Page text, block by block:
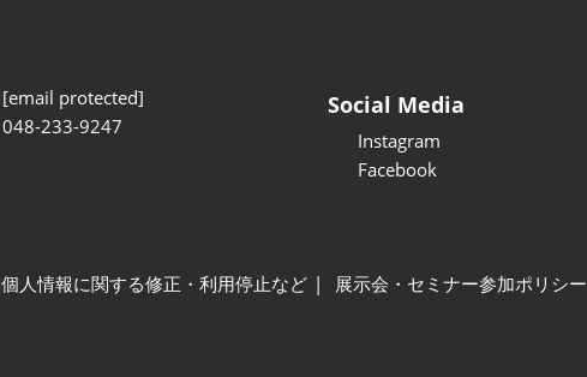
[email protected]
048-233-9247
Social Media
Instagram
Facebook
個人情報に関する修正・利用停止など 展示会・セミナー参加ポリシー